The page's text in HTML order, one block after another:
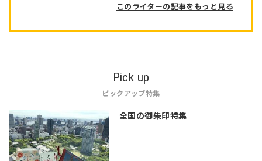
このライターの記事をもっと見る
Pick up
ピックアップ特集
全国の御朱印特集